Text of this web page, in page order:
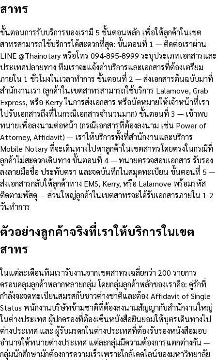
สาทร
ขั้นตอนการรับบริการของเรามี 5 ขั้นตอนหลัก เพื่อให้ลูกค้าในเขต
สาทรสามารถใช้บริการได้สะดวกที่สุด: ขั้นตอนที่ 1 — ติดต่อเราผ่าน
LINE @Thainotary หรือโทร 094-895-8999 ระบุประเภทเอกสารและ
ประเทศปลายทาง ทีมเราจะแจ้งค่าบริการและเอกสารที่ต้องเตรียม
ภายใน 1 ชั่วโมงในเวลาทำการ ขั้นตอนที่ 2 — ส่งเอกสารต้นฉบับมาที่
สำนักงานเรา (ลูกค้าในเขตสาทรสามารถใช้บริการ Lalamove, Grab
Express, หรือ Kerry ในการส่งเอกสาร หรือนัดหมายให้เจ้าหน้าที่เรา
ไปรับเอกสารถึงที่ในกรณีเอกสารจำนวนมาก) ขั้นตอนที่ 3 — เข้าพบ
ทนายเพื่อลงนามต่อหน้า (กรณีเอกสารที่ต้องลงนาม เช่น Power of
Attorney, Affidavit) — เราให้บริการทั้งที่สำนักงานและบริการ
Mobile Notary ที่จะเดินทางไปหาลูกค้าในเขตสาทรโดยตรงในกรณีที่
ลูกค้าไม่สะดวกเดินทาง ขั้นตอนที่ 4 — ทนายตรวจสอบเอกสาร รับรอง
ลงลายมือชื่อ ประทับตรา และจดบันทึกในสมุดทะเบียน ขั้นตอนที่ 5 —
ส่งเอกสารกลับให้ลูกค้าทาง EMS, Kerry, หรือ Lalamove พร้อมรหัส
ติดตามพัสดุ — ส่วนใหญ่ลูกค้าในเขตสาทรจะได้รับเอกสารภายใน 1-2
วันทำการ
ตัวอย่างลูกค้าจริงที่เราให้บริการในเขต
สาทร
ในแต่ละเดือนทีมเรารับงานจากเขตสาทรเฉลี่ยกว่า 200 รายการ
ครอบคลุมลูกค้าหลากหลายกลุ่ม โดยกลุ่มลูกค้าหลักของเราคือ: คู่รักที่
กำลังจะจดทะเบียนสมรสกับชาวต่างชาติและต้อง Affidavit of Single
Status พนักงานบริษัทข้ามชาติที่ต้องลงนามสัญญากับสำนักงานใหญ่
ในต่างประเทศ ผู้ปกครองที่ต้องเซ็นหนังสือยินยอมให้บุตรเดินทางไป
ต่างประเทศ และ ผู้รับมรดกในต่างประเทศที่ต้องรับรองหนังสือมอบ
อำนาจให้ทนายต่างประเทศ แต่ละกลุ่มมีความต้องการแตกต่างกัน —
กลุ่มนักศึกษามักต้องการความเร็วเพราะใกล้เดดไลน์ของมหาวิทยาลัย